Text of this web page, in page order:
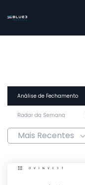
Análise de Fechamento
Radar da Semana